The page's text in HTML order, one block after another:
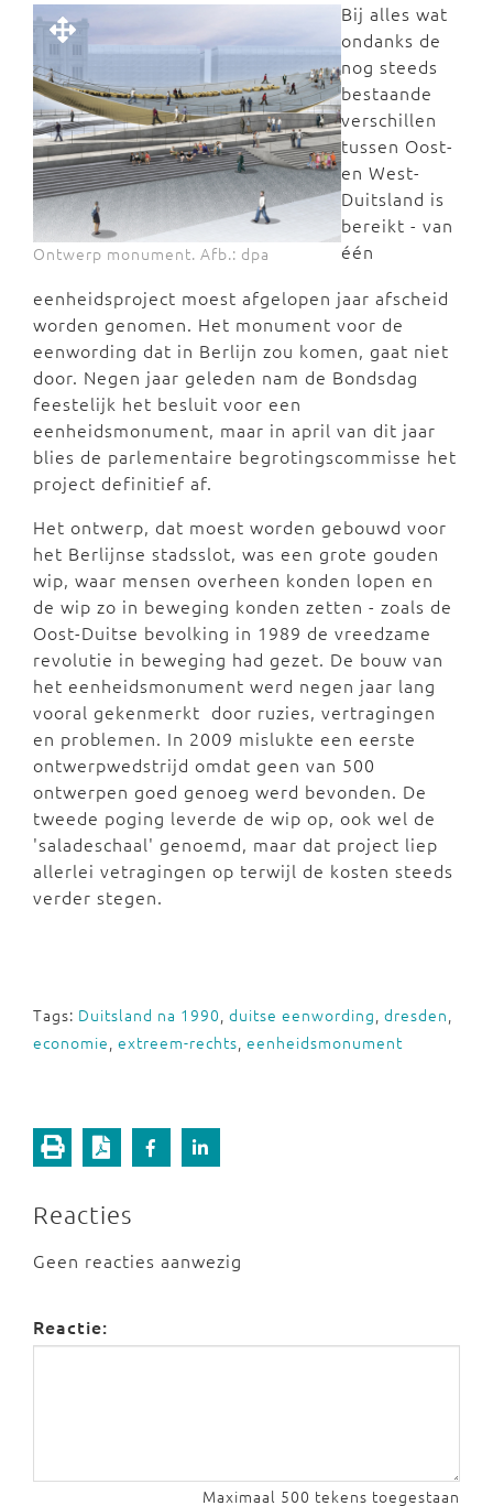
Ontwerp monument. Afb.: dpa
Bij alles wat
ondanks de
nog steeds
bestaande
verschillen
tussen Oost-
en West-
Duitsland is
bereikt - van
één
eenheidsproject moest afgelopen jaar afscheid
worden genomen. Het monument voor de
eenwording dat in Berlijn zou komen, gaat niet
door. Negen jaar geleden nam de Bondsdag
feestelijk het besluit voor een
eenheidsmonument, maar in april van dit jaar
blies de parlementaire begrotingscommisse het
project definitief af.
Het ontwerp, dat moest worden gebouwd voor
het Berlijnse stadsslot, was een grote gouden
wip, waar mensen overheen konden lopen en
de wip zo in beweging konden zetten - zoals de
Oost-Duitse bevolking in 1989 de vreedzame
revolutie in beweging had gezet. De bouw van
het eenheidsmonument werd negen jaar lang
vooral gekenmerkt door ruzies, vertragingen
en problemen. In 2009 mislukte een eerste
ontwerpwedstrijd omdat geen van 500
ontwerpen goed genoeg werd bevonden. De
tweede poging leverde de wip op, ook wel de
'saladeschaal' genoemd, maar dat project liep
allerlei vetragingen op terwijl de kosten steeds
verder stegen.
Tags: Duitsland na 1990 duitse eenwording dresden
economie extreem-rechts eenheidsmonument
Reacties
Geen reacties aanwezig
Reactie:
Maximaal 500 tekens toegestaan